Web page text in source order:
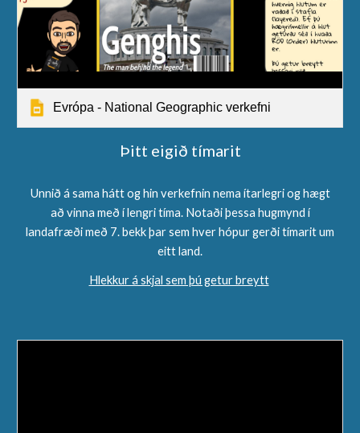
Evrópa - National Geographic verkefni
Þitt eigið tímarit
Unnið á sama hátt og hin verkefnin nema ítarlegri og hægt
að vinna með í lengri tíma. Notaði þessa hugmynd í
landafræði með 7. bekk þar sem hver hópur gerði tímarit um
eitt land.
Hlekkur á skjal sem þú getur breytt